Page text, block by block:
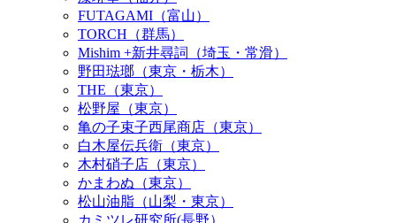
FUTAGAMI（富山）
TORCH（群馬）
Mishim +新井尋詞（埼玉・常滑）
野田琺瑯（東京・栃木）
THE（東京）
松野屋（東京）
亀の子束子西尾商店（東京）
白木屋伝兵衛（東京）
木村硝子店（東京）
かまわぬ（東京）
松山油脂（山梨・東京）
カミツレ研究所(長野）